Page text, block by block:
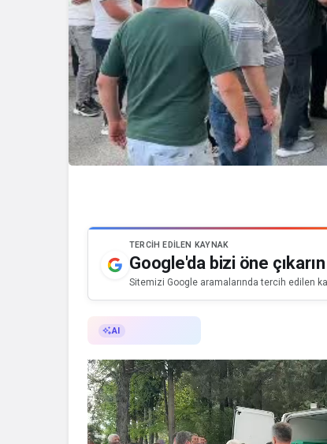
TERCIH EDILEN KAYNAK
Google'da bizi öne çıkarın
Sitemizi Google aramalarında tercih edilen
AI